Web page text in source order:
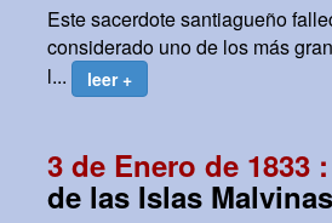
Este sacerdote santiagueño
considerado uno de los más
l...
leer +
3 de Enero de 1833 :
de las Islas Malvinas